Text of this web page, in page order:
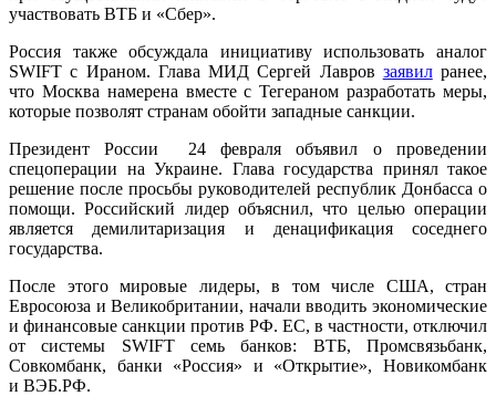
участвовать ВТБ и «Сбер».
Россия также обсуждала инициативу использовать аналог
SWIFT с Ираном. Глава МИД Сергей Лавров заявилранее,
что Москва намерена вместе с Тегераном разработать меры,
которые позволят странам обойти западные санкции.
Президент России 24 февраля объявил о проведении
спецоперации на Украине. Глава государства принял такое
решение после просьбы руководителей республик Донбасса о
помощи. Российский лидер объяснил, что целью операции
является демилитаризация и денацификация соседнего
государства.
После этого мировые лидеры, в том числе США, стран
Евросоюза и Великобритании, начали вводить экономические
и финансовые санкции против РФ. ЕС, в частности, отключил
от системы SWIFT семь банков: ВТБ, Промсвязьбанк,
Совкомбанк, банки «Россия» и «Открытие», Новикомбанк
и ВЭБ.РФ.